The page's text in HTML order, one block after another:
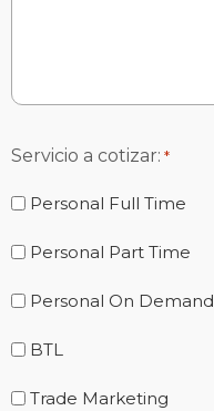
Servicio a cotizar: *
Personal Full Time
Personal Part Time
Personal On Demand
BTL
Trade Marketing